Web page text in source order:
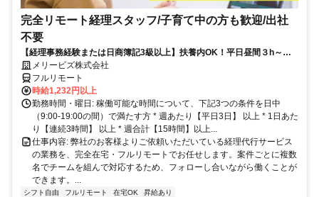
完全リモート経理スタッフ/子育て中の方も歓迎/出社
不要
【経理事務経験または日商簿記3級以上】扶養内OK！平日昼間３h～。
完全在宅で育児・介護中の方も大歓迎♪
メリービズ株式会社
フルリモート
時給1,232円以上
勤務時間・曜日: 稼働可能な時間について、下記3つの条件を日中
（9:00-19:00の間）で満たす方 * 週あたり【平日3日】 以上 * 1日あた
り【連続3時間】 以上 * 週合計【15時間】以上...
仕事内容: 弊社のお客様よりご依頼いただいている経理代行サービス
の業務を、完全在宅・フルリモートでお任せします。案件ごとに複数
名でチームを組んで対応するため、フォローし合いながら働くことが
できます。...
シフト自由 フルリモート 在宅OK 昇給あり